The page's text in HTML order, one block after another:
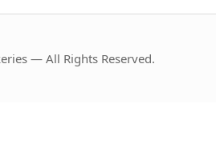
— All Rights Reserved.